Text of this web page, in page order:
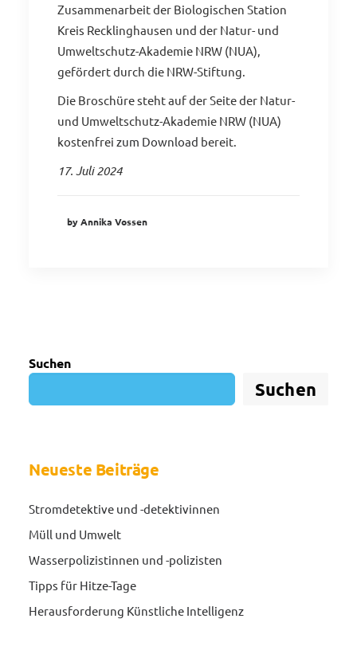
Zusammenarbeit der Biologischen Station
Kreis Recklinghausen und der Natur- und
Umweltschutz-Akademie NRW (NUA),
gefördert durch die NRW-Stiftung.
Die Broschüre steht auf der Seite der Natur-
und Umweltschutz-Akademie NRW (NUA)
kostenfrei zum Download bereit.
17. Juli 2024
by Annika Vossen
Suchen
Suchen
Neueste Beiträge
Stromdetektive und -detektivinnen
Müll und Umwelt
Wasserpolizistinnen und -polizisten
Tipps für Hitze-Tage
Herausforderung Künstliche Intelligenz